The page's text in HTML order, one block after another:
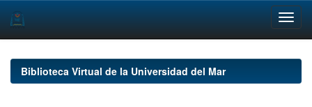
navigationBiblioteca Virtual de la Universidad del Mar